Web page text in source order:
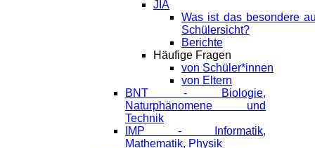
JIA
Was ist das besondere
Schülersicht?
Berichte
Häufige Fragen
von Schüler*innen
von Eltern
BNT - Biologie,
Naturphänomene und
Technik
IMP - Informatik,
Mathematik, Physik